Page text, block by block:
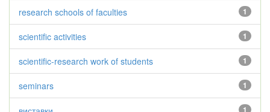
1
research schools of faculties
1
scientific activities
1
scientific-research work of students
1
seminars
1